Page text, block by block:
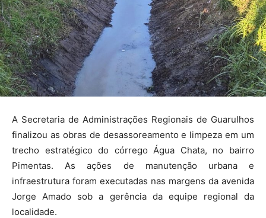
A Secretaria de Administrações Regionais de Guarulhos
finalizou as obras de desassoreamento e limpeza em um
trecho estratégico do córrego Água Chata, no bairro
Pimentas. As ações de manutenção urbana e
infraestrutura foram executadas nas margens da avenida
Jorge Amado sob a gerência da equipe regional da
localidade.